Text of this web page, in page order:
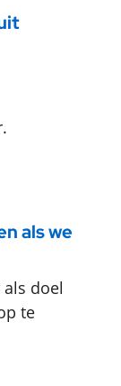
als we
doel
te